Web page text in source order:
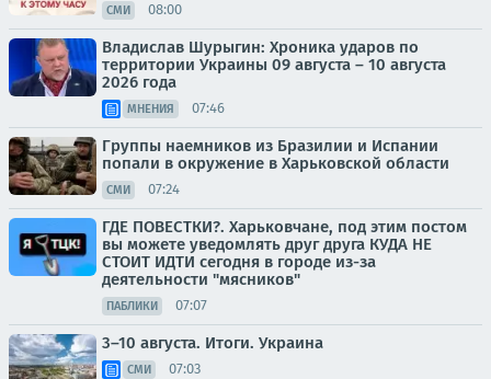
СМИ 08:00
Владислав Шурыгин: Хроника ударов по
территории Украины 09 августа – 10 августа
2026 года
МНЕНИЯ 07:46
Группы наемников из Бразилии и Испании
попали в окружение в Харьковской области
СМИ 07:24
ГДЕ ПОВЕСТКИ?. Харьковчане, под этим постом
вы можете уведомлять друг друга КУДА НЕ
СТОИТ ИДТИ сегодня в городе из-за
деятельности "мясников"
ПАБЛИКИ 07:07
3–10 августа. Итоги. Украина
СМИ 07:03